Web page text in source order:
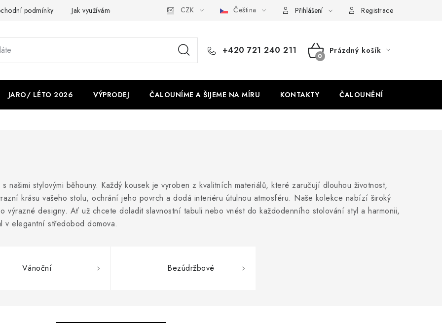
podmínky Jak využíváme cookies Ochrana osobních údajů Odstoupení od smlouvy
CZK Čeština Přihlášení Registrace
+420 721 240 211
NÁKUPNÍ
Prázdný košík
JARO/ LÉTO 2026 VÝPRODEJ ČALOUNÍME A ŠIJEME NA MÍRU KONTAKTY ČALOUNĚNÍ
našimi stylovými běhouny. Každý kousek je vyroben z kvalitních materiálů, které zaručují dlouhou životnost,
krásu vašeho stolu, ochrání jeho povrch a dodá interiéru útulnou atmosféru. Naše kolekce nabízí široký
výrazné designy. Ať už chcete doladit slavnostní tabuli nebo vnést do každodenního stolování styl a harmonii,
v elegantní středobod domova.
Vánoční Bezúdržbové